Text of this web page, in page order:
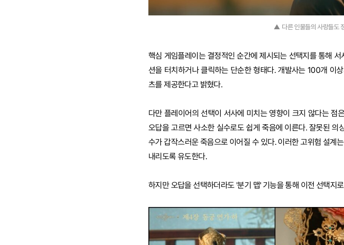
▲ 다른 인물들의 사랑들도
핵심 게임플레이는 결정적인 순간에 제시되는 선택지를 통해
션을 터치하거나 클릭하는 단순한 형태다. 개발사는 100개 이
츠를 제공한다고 밝혔다.
다만 플레이어의 선택이 서사에 미치는 영향이 크지 않다는 점
오답을 고르면 사소한 실수로도 쉽게 죽음에 이른다. 잘못된
수가 갑작스러운 죽음으로 이어질 수 있다. 이러한 고위험 설계
내리도록 유도한다.
하지만 오답을 선택하더라도 '분기 맵' 기능을 통해 이전 선택지